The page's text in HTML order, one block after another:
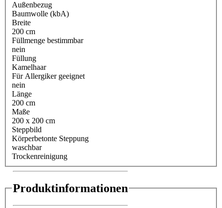
Außenbezug
Baumwolle (kbA)
Breite
200 cm
Füllmenge bestimmbar
nein
Füllung
Kamelhaar
Für Allergiker geeignet
nein
Länge
200 cm
Maße
200 x 200 cm
Steppbild
Körperbetonte Steppung
waschbar
Trockenreinigung
Produktinformationen